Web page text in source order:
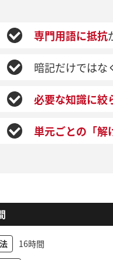
専門用語に抵抗
暗記だけではな
必要な知識に絞
単元ごとの「解
16時間